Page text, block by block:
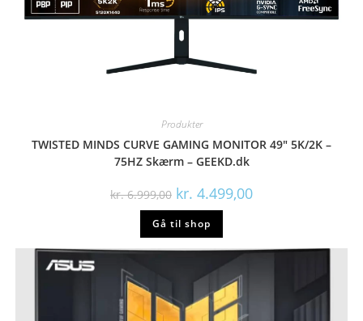
Produkter
TWISTED MINDS CURVE GAMING MONITOR 49″ 5K/2K –
75HZ Skærm – GEEKD.dk
kr.6.999,00 Den
oprindelige
pris
var:
kr. 6.999,00.
kr. 4.499,00Den
Gå til shop